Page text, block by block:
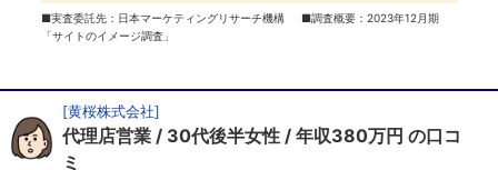
■実査委託先：日本マーケティングリサーチ機構 ■調査概要：2023年12月期
「サイトのイメージ調査」
[黄桜株式会社]
代理店営業 30代後半女性 年収380万円 の口コ
ミ